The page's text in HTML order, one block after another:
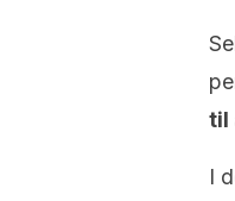
til
I